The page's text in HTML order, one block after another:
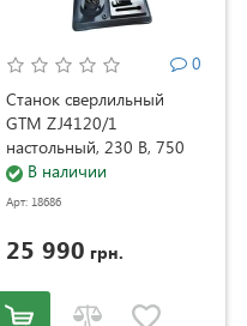
0
Станок сверлильный
GTM ZJ4120/1
настольный, 230 В, 750
Вт (ZJ4120/1)
В наличии
Арт: 18686
25 990 грн.